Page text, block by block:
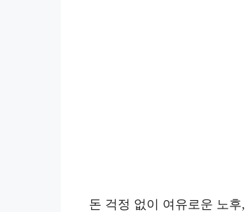
돈 걱정 없이 여유로운 노후